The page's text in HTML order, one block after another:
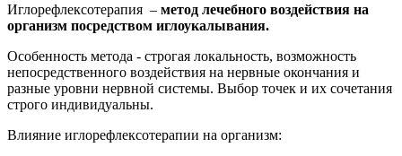
Иглорефлексотерапия – метод лечебного воздействия на
организм посредством иглоукалывания.
Особенность метода - строгая локальность, возможность
непосредственного воздействия на нервные окончания и
разные уровни нервной системы. Выбор точек и их сочетания
строго индивидуальны.
Влияние иглорефлексотерапии на организм: